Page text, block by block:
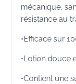
mécanique,
résistance au
•Efficace sur
•Lotion douce
•Contient une